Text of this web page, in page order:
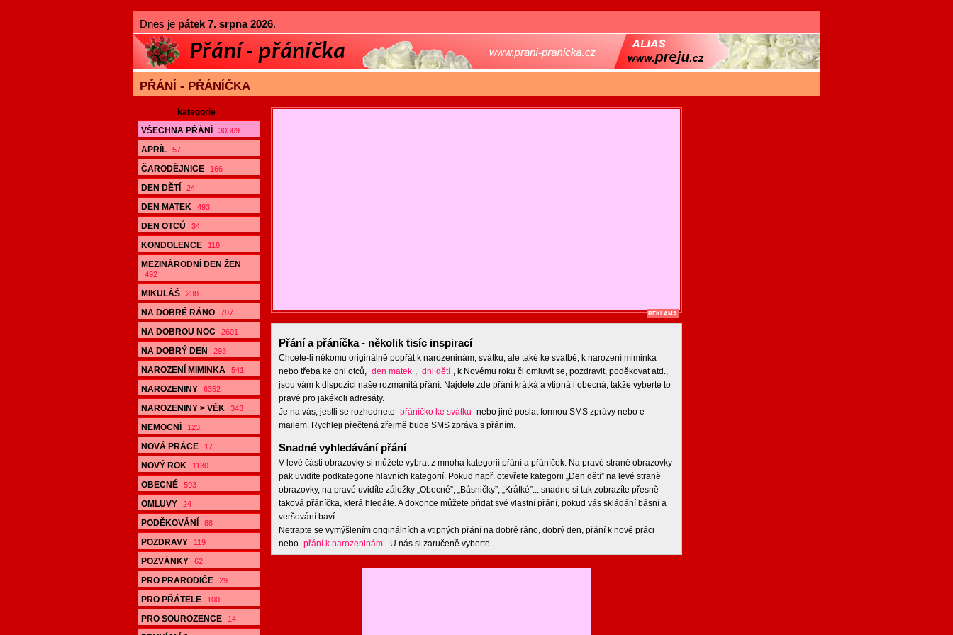
Dnes je pátek 7. srpna 2026.
PŘÁNÍ - PŘÁNÍČKA
kategorie
VŠECHNA PŘÁNÍ
30369
APRÍL 57
ČARODĚJNICE 166
DEN DĚTÍ 24
DEN MATEK 493
DEN OTCŮ 34
KONDOLENCE 118
MEZINÁRODNÍ DEN ŽEN
492
MIKULÁŠ 238
NA DOBRÉ RÁNO 797
NA DOBROU NOC 2601
NA DOBRÝ DEN 293
NAROZENÍ MIMINKA 541
NAROZENINY 6352
NAROZENINY > VĚK 343
NEMOCNÍ 123
NOVÁ PRÁCE 17
NOVÝ ROK 1130
OBECNÉ 593
OMLUVY 24
PODĚKOVÁNÍ 88
POZDRAVY 119
POZVÁNKY 62
PRO PRARODIČE 29
PRO PŘÁTELE 100
PRO SOUROZENCE 14
REKLAMA
Přání a přáníčka - několik tisíc inspirací
Chcete-li někomu originálně popřát k narozeninám, svátku, ale také ke svatbě, k narození miminka
nebo třeba ke dni otců, den matek , dni dětí , k Novému roku či omluvit se, pozdravit, poděkovat atd.,
jsou vám k dispozici naše rozmanitá přání. Najdete zde přání krátká a vtipná i obecná, takže vyberte to
pravé pro jakékoli adresáty.
Je na vás, jestli se rozhodnete přáníčko ke svátku nebo jiné poslat formou SMS zprávy nebo e-
mailem. Rychleji přečtená zřejmě bude SMS zpráva s přáním.
Snadné vyhledávání přání
V levé části obrazovky si můžete vybrat z mnoha kategorií přání a přáníček. Na pravé straně obrazovky
pak uvidíte podkategorie hlavních kategorií. Pokud např. otevřete kategorii „Den dětí” na levé straně
obrazovky, na pravé uvidíte záložky „Obecné”, „Básničky”, „Krátké”... snadno si tak zobrazíte přesně
taková přáníčka, která hledáte. A dokonce můžete přidat své vlastní přání, pokud vás skládání básní a
veršování baví.
Netrapte se vymýšlením originálních a vtipných přání na dobré ráno, dobrý den, přání k nové práci
nebo přání k narozeninám. U nás si zaručeně vyberte.